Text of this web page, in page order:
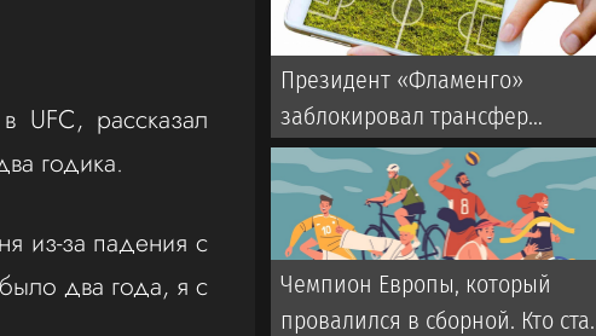
рассказал
годика.
из-за падения с
два года, я с
Президент «Фламенго»
заблокировал трансфер
Энрике из «Зенита»
Чемпион Европы, который
провалился в сборной. Кто